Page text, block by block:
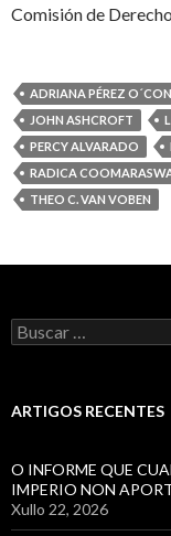
Comisión de
ADRIANA PÉREZ
JOHN ASHCROFT
PERCY ALVARADO
RADICA
THEO C. VAN VOBEN
Buscar:
ARTIGOS RECENTES
O INFORME QUE
IMPERIO NON
Xullo 22, 2026